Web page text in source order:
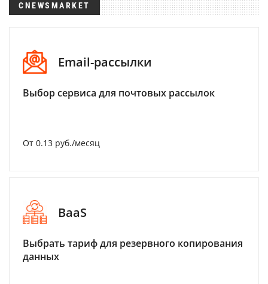
CNEWSMARKET
Email-рассылки
Выбор сервиса для почтовых рассылок
От 0.13 руб./месяц
BaaS
Выбрать тариф для резервного копирования
данных